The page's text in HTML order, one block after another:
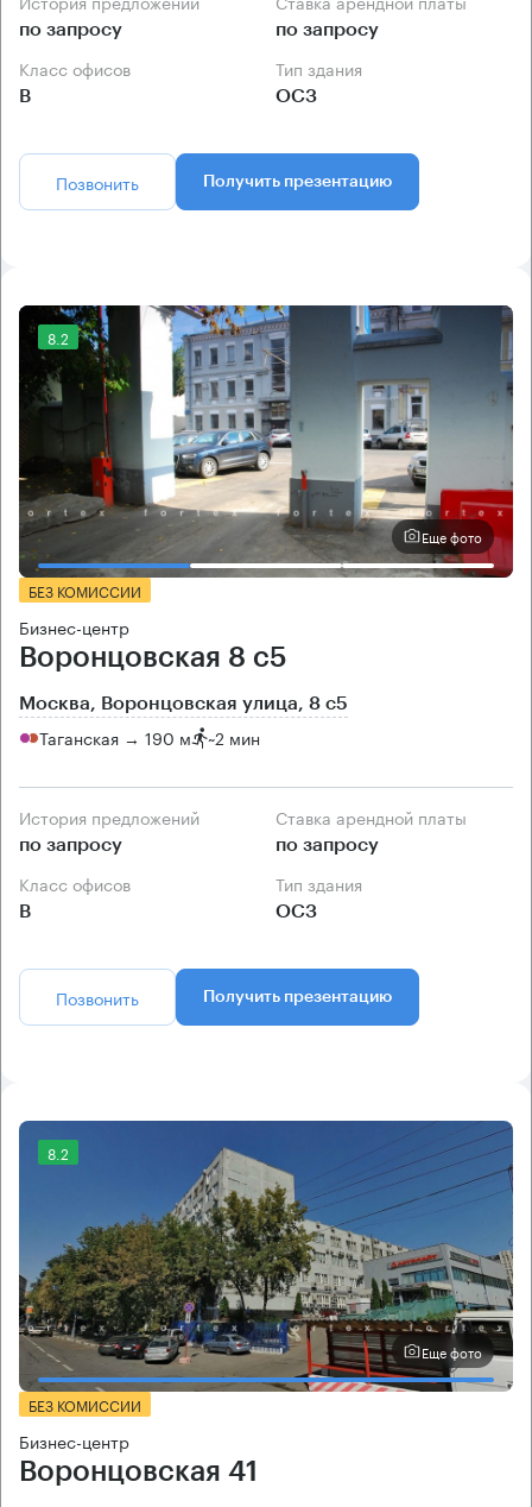
по запросу по запросу
Класс офисов
B
Тип здания
ОСЗ
Позвонить Получить презентацию
8.2
Еще фото
БЕЗ КОМИССИИ
Бизнес-центр
Воронцовская 8 с5
Москва, Воронцовская улица, 8 с5
Таганская → 190 м ~2 мин
История предложений
по запросу
Ставка арендной платы
по запросу
Класс офисов
B
Тип здания
ОСЗ
Позвонить Получить презентацию
8.2
Еще фото
БЕЗ КОМИССИИ
Бизнес-центр
Воронцовская 41